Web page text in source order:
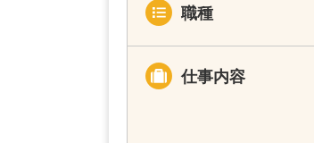
職種
仕事内容